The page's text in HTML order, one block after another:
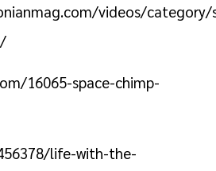
videos/category/
16065-space-chimp-
life-with-the-